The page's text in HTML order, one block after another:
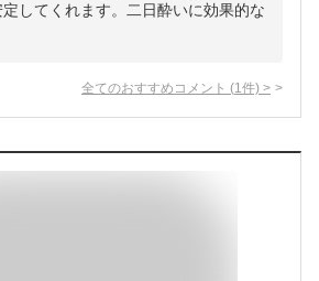
してくれます。二日酔いに効果的な
全てのおすすめコメント (1 件) >